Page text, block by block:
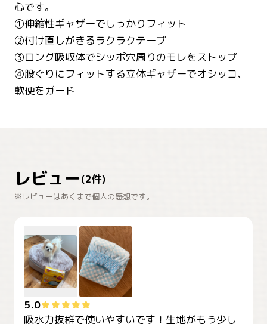
心です。
①伸縮性ギャザーでしっかりフィット
②付け直しがきるラクラクテープ
③ロング吸収体でシッポ穴周りのモレをストップ
④股ぐりにフィットする立体ギャザーでオシッコ、
軟便をガード
レビュー(2件)
※レビューはあくまで個人の感想です。
5.0
吸水力抜群で使いやすいです！生地がもう少し